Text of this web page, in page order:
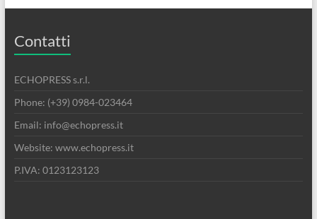
Contatti
ECHOPRESS s.r.l.
Phone: (+39) 0984-023464
Email: info@echopress.it
Website: www.echopress.it
P.IVA: 0123123123